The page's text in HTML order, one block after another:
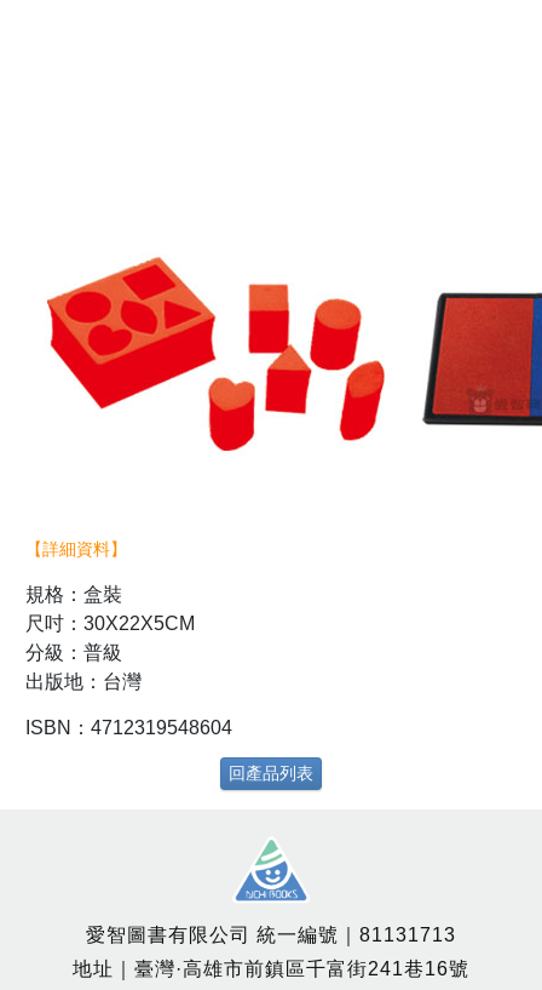
【詳細資料】
規格：盒裝
尺吋：30X22X5CM
分級：普級
出版地：台灣
ISBN：4712319548604
回產品列表
愛智圖書有限公司 統一編號｜81131713
地址｜臺灣·高雄市前鎮區千富街241巷16號